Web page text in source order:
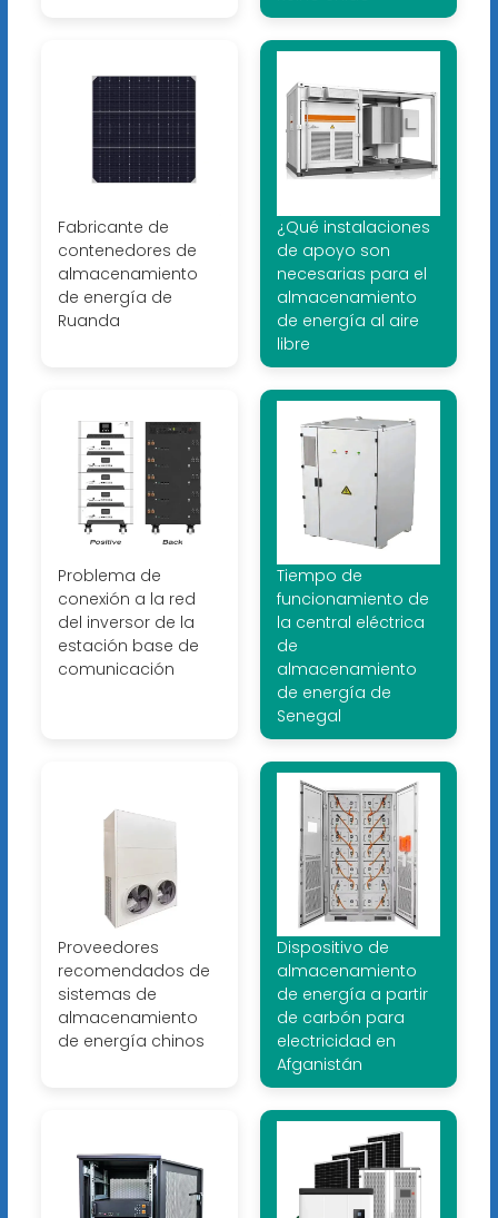
Fabricante de
contenedores de
almacenamiento
de energía de
Ruanda
¿Qué instalaciones
de apoyo son
necesarias para el
almacenamiento
de energía al aire
libre
Problema de
conexión a la red
del inversor de la
estación base de
comunicación
Tiempo de
funcionamiento de
la central eléctrica
de
almacenamiento
de energía de
Senegal
Proveedores
recomendados de
sistemas de
almacenamiento
de energía chinos
Dispositivo de
almacenamiento
de energía a partir
de carbón para
electricidad en
Afganistán